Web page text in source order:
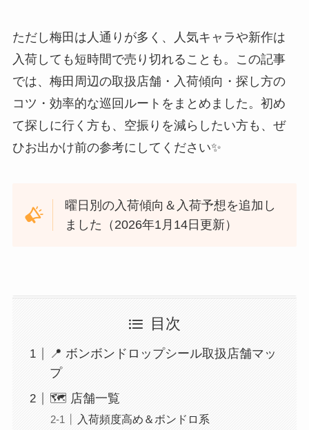
ただし梅田は人通りが多く、人気キャラや新作は
入荷しても短時間で売り切れることも。この記事
では、梅田周辺の取扱店舗・入荷傾向・探し方の
コツ・効率的な巡回ルートをまとめました。初め
て探しに行く方も、空振りを減らしたい方も、ぜ
ひお出かけ前の参考にしてください✨
曜日別の入荷傾向＆入荷予想を追加し
ました（2026年1月14日更新）
目次
📍 ボンボンドロップシール取扱店舗マッ
プ
🗺️ 店舗一覧
入荷頻度高め＆ボンドロ系